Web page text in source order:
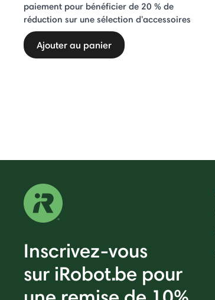
paiement pour bénéficier de 20 % de
réduction sur une sélection d'accessoires
Ajouter au panier
Inscrivez-vous
sur iRobot.be pour